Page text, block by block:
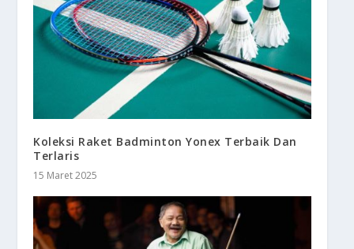
Koleksi Raket Badminton Yonex Terbaik Dan
Terlaris
15 Maret 2025